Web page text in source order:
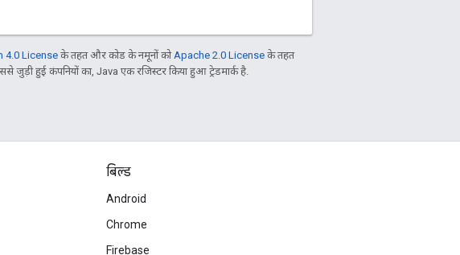
4.0 Licenseके तहत और कोड के नमूनों कोApache 2.0 License के तहत
हुई कंपनियों का, Java एक रजिस्टर किया हुआ ट्रेडमार्क है.
बिल्ड
Android
Chrome
Firebase